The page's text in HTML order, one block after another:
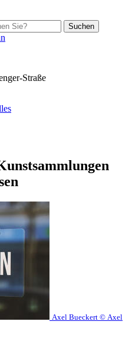
Suchen
Straße
Axel Bueckert © Axel